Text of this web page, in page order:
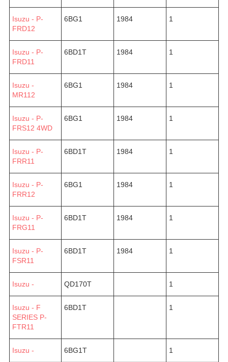
Isuzu - P-
FRD12
6BG1 1984 1
Isuzu - P-
FRD11
6BD1T 1984 1
Isuzu -
MR112
6BG1 1984 1
Isuzu - P-
FRS12 4WD
6BG1 1984 1
Isuzu - P-
FRR11
6BD1T 1984 1
Isuzu - P-
FRR12
6BG1 1984 1
Isuzu - P-
FRG11
6BD1T 1984 1
Isuzu - P-
FSR11
6BD1T 1984 1
Isuzu - QD170T 1
Isuzu - F
SERIES P-
FTR11
6BD1T 1
Isuzu - 6BG1T 1